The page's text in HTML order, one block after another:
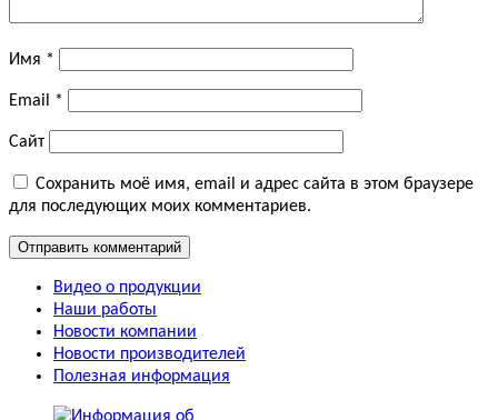
Имя *
Email *
Сайт
Сохранить моё имя, email и адрес сайта в этом браузере
для последующих моих комментариев.
Видео о продукции
Наши работы
Новости компании
Новости производителей
Полезная информация